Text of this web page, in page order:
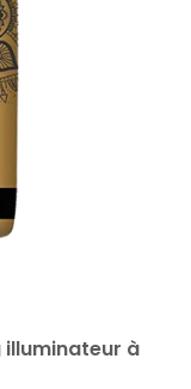
illuminateur à